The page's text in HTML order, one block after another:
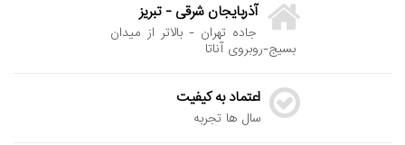
آذربایجان شرقی - تبریز
جاده تهران - بالاتر از میدان
بسیج-روبروی آناتا
اعتماد به کیفیت
سال ها تجربه